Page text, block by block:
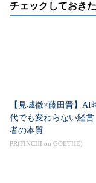
チェックしておき
【見城徹×藤田晋】AI
代でも変わらない経営
者の本質
PR(FINCHI on GOETHE)